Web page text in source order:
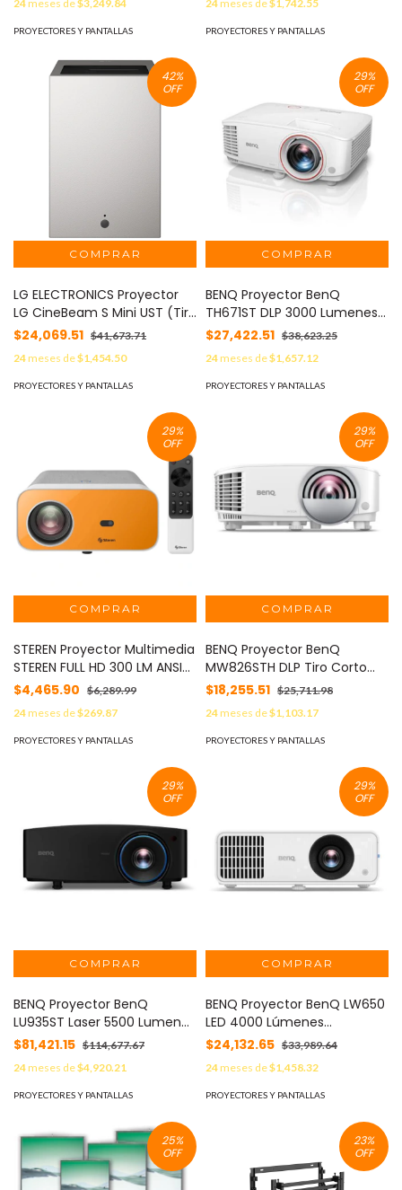
MOD: LK835ST
24meses de$3,249.84
PROYECTORES Y PANTALLAS
24meses de$1,742.55
PROYECTORES Y PANTALLAS
42%
OFF
LG ELECTRONICS Proyector
LG CineBeam S Mini UST (Tiro
Ultra corto) Proyector 4K
con Dolby Atmos 500 ANSI
Lúmenes Brillo MOD: PU615U
$24,069.51 $41,673.71
24meses de$1,454.50
PROYECTORES Y PANTALLAS
29%
OFF
BENQ Proyector BenQ
TH671ST DLP 3000 Lumenes
Tiro Corto Full HD Hasta 300"
Brillo Automatico
VGA/HDMI/USB/Bocina 5W
MOD: TH671ST
$27,422.51 $38,623.25
24meses de$1,657.12
PROYECTORES Y PANTALLAS
29%
OFF
STEREN Proyector Multimedia
STEREN FULL HD 300 LM ANSI
WIFI MOD: PRO-4000
$4,465.90 $6,289.99
24meses de$269.87
PROYECTORES Y PANTALLAS
29%
OFF
BENQ Proyector BenQ
MW826STH DLP Tiro Corto
3500 Lúmenes Resolución
WXGA 1280x800 Lámpara
Contraste 20000:1 MOD:
MW826STH
$18,255.51 $25,711.98
24meses de$1,103.17
PROYECTORES Y PANTALLAS
29%
OFF
BENQ Proyector BenQ
LU935ST Laser 5500 Lumenes
Tiro Corto WUXGA 20000 Hrs
HDMI/USB/RJ45/Bocina
10Wx2 MOD: LU935ST
$81,421.15 $114,677.67
24meses de$4,920.21
PROYECTORES Y PANTALLAS
29%
OFF
BENQ Proyector BenQ LW650
LED 4000 Lúmenes
Resolución WXGA 1280x800
USB /HDMIx2 MOD: LW650
$24,132.65 $33,989.64
24meses de$1,458.32
PROYECTORES Y PANTALLAS
25%
OFF
23%
OFF